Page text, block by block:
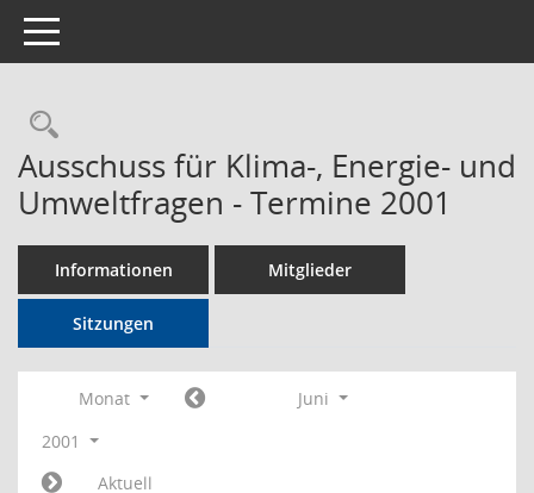
Toggle navigation
Rechercheauswahl
Ausschuss für Klima-, Energie- und
Umweltfragen - Termine 2001
Informationen Mitglieder
Sitzungen
Monat
Juni
2001
Aktuell